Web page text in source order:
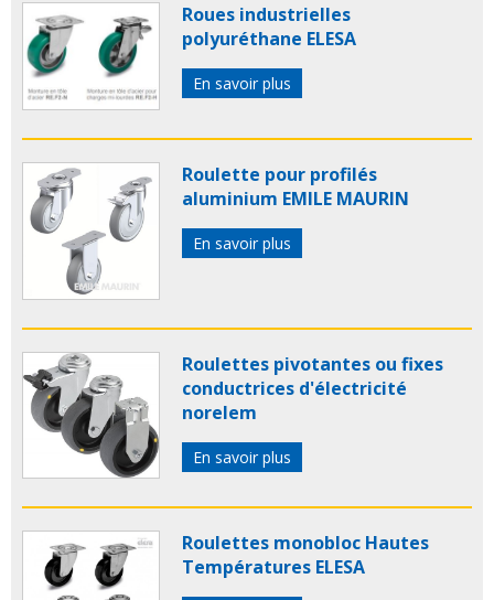
Roues industrielles
polyuréthane ELESA
En savoir plus
Roulette pour profilés
aluminium EMILE MAURIN
En savoir plus
Roulettes pivotantes ou fixes
conductrices d'électricité
norelem
En savoir plus
Roulettes monobloc Hautes
Températures ELESA